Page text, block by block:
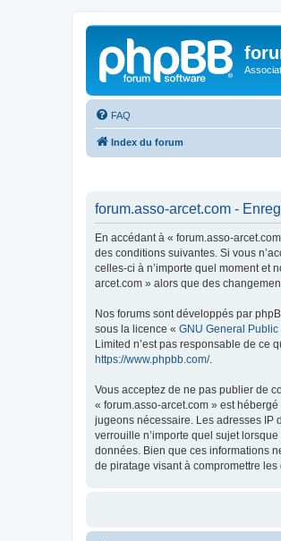
FAQ
Index du forum
forum.asso-arcet.com -
En accédant à « forum.asso-
des conditions suivantes. Si vous
celles-ci à n’importe quel moment et
arcet.com » alors que des
Nos forums sont développés par
sous la licence « GNU General Public
Limited n’est pas responsable de ce
https://www.phpbb.com/.
Vous acceptez de ne pas publier de
« forum.asso-arcet.com » est
jugeons nécessaire. Les adresses IP
verrouille n’importe quel sujet
données. Bien que ces informations
de piratage visant à compromettre les